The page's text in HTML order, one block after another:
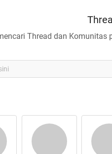
Thread dan Komunitas